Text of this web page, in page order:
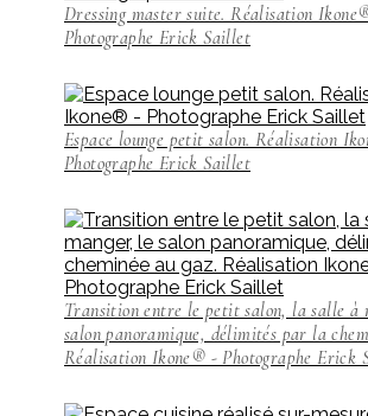
Dressing master suite. Réalisation
Photographe Erick Saillet
Espace lounge petit salon. Réalisation
Photographe Erick Saillet
Transition entre le petit salon, la salle à
salon panoramique, délimités par la
Réalisation Ikone® - Photographe Erick